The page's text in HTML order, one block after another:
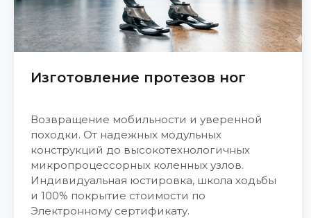
Изготовление протезов ног
Возвращение мобильности и уверенной
походки. От надежных модульных
конструкций до высокотехнологичных
микропроцессорных коленных узлов.
Индивидуальная юстировка, школа ходьбы
и 100% покрытие стоимости по
Электронному сертификату.